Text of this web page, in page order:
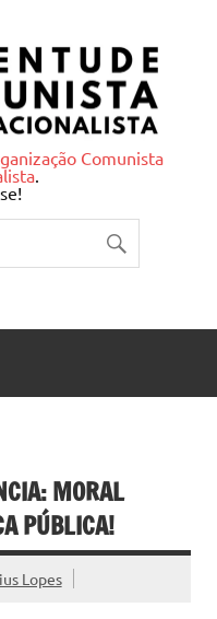
Comunista
.
MORAL
PÚBLICA!
Lopes